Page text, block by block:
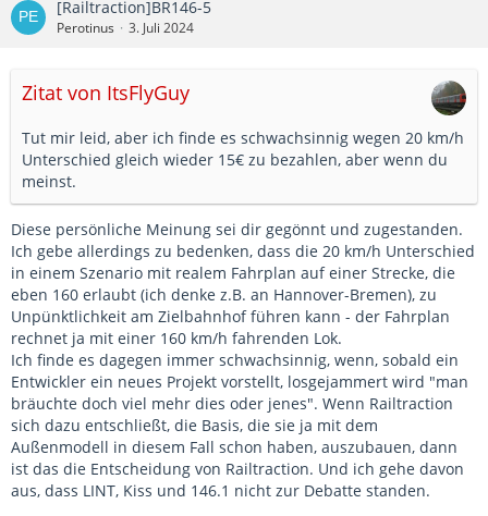
[Railtraction]BR146-5
Perotinus 3. Juli 2024
Zitat von ItsFlyGuy
Tut mir leid, aber ich finde es schwachsinnig wegen 20 km/h
Unterschied gleich wieder 15€ zu bezahlen, aber wenn du
meinst.
Diese persönliche Meinung sei dir gegönnt und zugestanden.
Ich gebe allerdings zu bedenken, dass die 20 km/h Unterschied
in einem Szenario mit realem Fahrplan auf einer Strecke, die
eben 160 erlaubt (ich denke z.B. an Hannover-Bremen), zu
Unpünktlichkeit am Zielbahnhof führen kann - der Fahrplan
rechnet ja mit einer 160 km/h fahrenden Lok.
Ich finde es dagegen immer schwachsinnig, wenn, sobald ein
Entwickler ein neues Projekt vorstellt, losgejammert wird "man
bräuchte doch viel mehr dies oder jenes". Wenn Railtraction
sich dazu entschließt, die Basis, die sie ja mit dem
Außenmodell in diesem Fall schon haben, auszubauen, dann
ist das die Entscheidung von Railtraction. Und ich gehe davon
aus, dass LINT, Kiss und 146.1 nicht zur Debatte standen.